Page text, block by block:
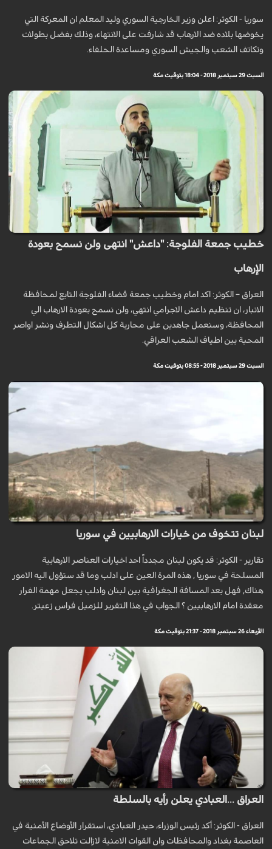
سوريا - الكوثر: اعلن وزير الخارجية السوري وليد المعلم ان المعركة التي
يخوضها بلاده ضد الارهاب قد شارفت على الانتهاء، وذلك بفضل بطولات
وتكاتف الشعب والجيش السوري ومساعدة الحلفاء.
السبت 29 سبتمبر 2018 - 18:04 بتوقيت مكة
خطيب جمعة الفلوجة: "داعش" انتهى ولن نسمح بعودة
الإرهاب
العراق – الكوثر: اكد امام وخطيب جمعة قضاء الفلوجة التابع لمحافظة
الانبار، ان تنظيم داعش الاجرامي انتهي، ولن نسمح بعودة الارهاب الي
المحافظة، وسنعمل جاهدين على محاربة كل اشكال التطرف ونشر اواصر
المحبة بين اطياف الشعب العراقي.
السبت 29 سبتمبر 2018 - 08:55 بتوقيت مكة
لبنان تتخوف من خيارات الارهابيين في سوريا
تقارير - الكوثر: قد يكون لبنان مجدداً احد اخيارات العناصر الارهابية
المسلحة في سوريا , هذه المرة العين على ادلب وما قد ستؤول اليه الامور
هناك, فهل بعد المسافة الجغرافية بين لبنان وادلب يجعل مهمة الفرار
معقدة امام الارهابيين ؟ الجواب في هذا التقرير للزميل فراس زعيتر.
الأربعاء 26 سبتمبر 2018 - 21:37 بتوقيت مكة
العراق ...العبادي يعلن رأيه بالسلطة
العراق - الكوثر: أكد رئيس الوزراء، حيدر العبادي، استقرار الأوضاع الأمنية في
العاصمة بغداد والمحافظات وان القوات الامنية لازالت تلاحق الجماعات